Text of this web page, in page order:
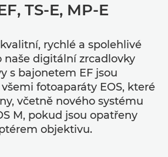
TS-E, MP-E
rychlé a spolehlivé
naše digitální zrcadlovky
s bajonetem EF jsou
fotoaparáty EOS, které
včetně nového systému
M, pokud jsou opatřeny
objektivu.